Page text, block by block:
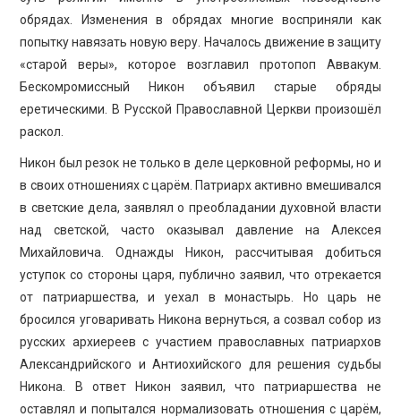
обрядах. Изменения в обрядах многие восприняли как
попытку навязать новую веру. Началось движение в защиту
«старой веры», которое возглавил протопоп Аввакум.
Бескомромиссный Никон объявил старые обряды
еретическими. В Русской Православной Церкви произошёл
раскол.
Никон был резок не только в деле церковной реформы, но и
в своих отношениях с царём. Патриарх активно вмешивался
в светские дела, заявлял о преобладании духовной власти
над светской, часто оказывал давление на Алексея
Михайловича. Однажды Никон, рассчитывая добиться
уступок со стороны царя, публично заявил, что отрекается
от патриаршества, и уехал в монастырь. Но царь не
бросился уговаривать Никона вернуться, а созвал собор из
русских архиереев с участием православных патриархов
Александрийского и Антиохийского для решения судьбы
Никона. В ответ Никон заявил, что патриаршества не
оставлял и попытался нормализовать отношения с царём,